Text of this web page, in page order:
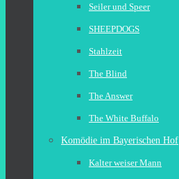
Seiler und Speer
SHEEPDOGS
Stahlzeit
The Blind
The Answer
The White Buffalo
Komödie im Bayerischen Hof
Kalter weiser Mann